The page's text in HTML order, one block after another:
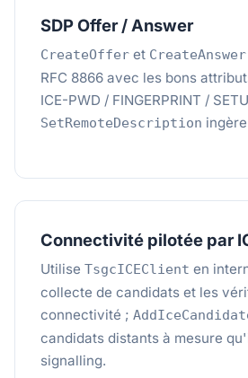
SDP Offer / Answer
CreateOffer et CreateAnswer
RFC 8866 avec les bons
ICE-PWD / FINGERPRINT /
SetRemoteDescription
Connectivité pilotée par
Utilise TsgcICEClient en
collecte de candidats et les
connectivité ;
candidats distants à mesure
signalling.